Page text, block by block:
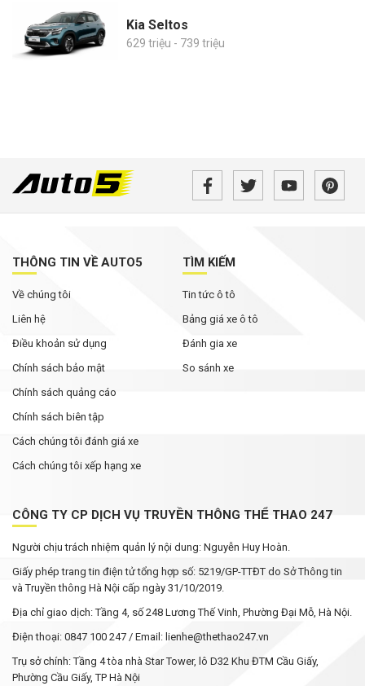
Kia Seltos
629 triệu - 739 triệu
THÔNG TIN VỀ AUTO5
Về chúng tôi
Liên hệ
Điều khoản sử dụng
Chính sách bảo mật
Chính sách quảng cáo
Chính sách biên tập
Cách chúng tôi đánh giá xe
Cách chúng tôi xếp hạng xe
TÌM KIẾM
Tin tức ô tô
Bảng giá xe ô tô
Đánh gia xe
So sánh xe
CÔNG TY CP DỊCH VỤ TRUYỀN THÔNG THỂ THAO 247
Người chịu trách nhiệm quản lý nội dung: Nguyễn Huy Hoàn.
Giấy phép trang tin điện tử tổng hợp số: 5219/GP-TTĐT do Sở Thông tin
và Truyền thông Hà Nội cấp ngày 31/10/2019.
Địa chỉ giao dịch: Tầng 4, số 248 Lương Thế Vinh, Phường Đại Mỗ, Hà Nội.
Điện thoại: 0847 100 247 / Email: lienhe@thethao247.vn
Trụ sở chính: Tầng 4 tòa nhà Star Tower, lô D32 Khu ĐTM Cầu Giấy,
Phường Cầu Giấy, TP Hà Nội